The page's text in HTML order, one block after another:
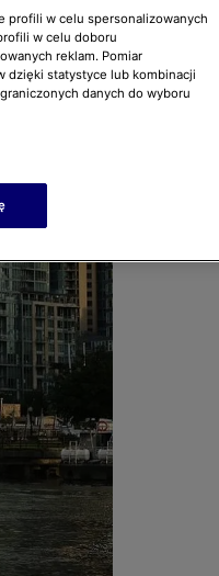
profili w celu spersonalizowanych
w celu doboru
reklam. Pomiar
dzięki statystyce lub kombinacji
danych do wyboru